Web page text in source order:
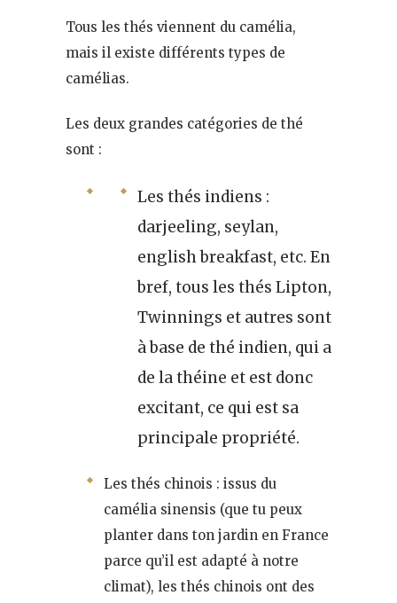
Tous les thés viennent du camélia,
mais il existe différents types de
camélias.
Les deux grandes catégories de thé
sont :
Les thés indiens :
darjeeling, seylan,
english breakfast, etc. En
bref, tous les thés Lipton,
Twinnings et autres sont
à base de thé indien, qui a
de la théine et est donc
excitant, ce qui est sa
principale propriété.
Les thés chinois : issus du
camélia sinensis (que tu peux
planter dans ton jardin en France
parce qu’il est adapté à notre
climat), les thés chinois ont des